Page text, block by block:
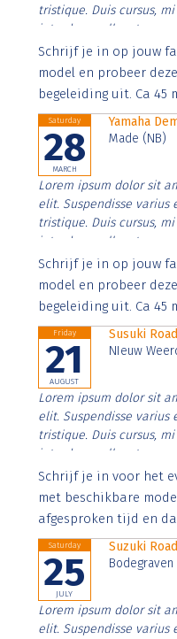
tristique. Duis cursus,
interdum nulla, ut
Aenean faucibus nibh
imperdiet. Nunc ut sem
Schrijf je in op jouw
model en probeer
begeleiding uit. Ca 45
Saturday
28
MARCH
Yamaha
Made (NB)
Lorem ipsum dolor sit
elit. Suspendisse
tristique. Duis cursus,
interdum nulla, ut
Aenean faucibus nibh
imperdiet. Nunc ut sem
Schrijf je in op jouw
model en probeer
begeleiding uit. Ca 45
Friday
21
AUGUST
Susuki
NIeuw
Lorem ipsum dolor sit
elit. Suspendisse
tristique. Duis cursus,
interdum nulla, ut
Aenean faucibus nibh
imperdiet. Nunc ut sem
Schrijf je in voor het
met beschikbare
afgesproken tijd en
Saturday
25
JULY
Suzuki
Bodegraven
Lorem ipsum dolor sit
elit. Suspendisse